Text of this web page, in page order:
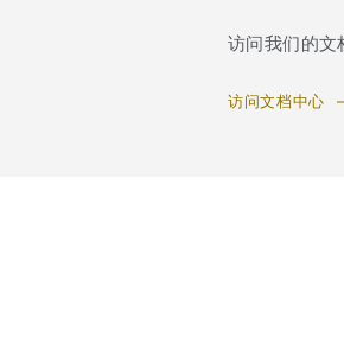
访问我们的文
访问文档中心